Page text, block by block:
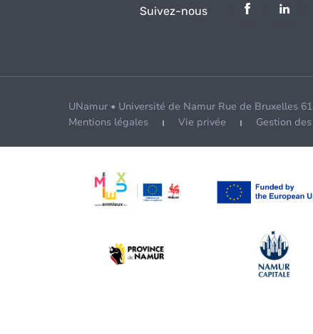
Suivez-nous
UNamur • Université de Namur Rue de Bruxelles
Mentions légales
Vie privée Gestion